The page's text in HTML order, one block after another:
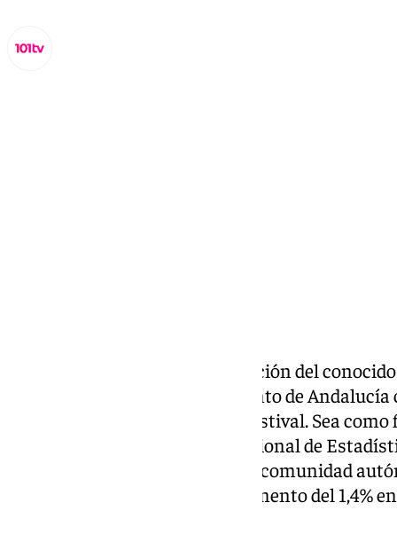
Quizás sea fruto de la prolongación del
de San Miguel o porque el encanto de
incluso fuera de la temporada estival. Sea
publicados por el Instituto Nacional de
pernoctaciones hoteleras en la comunidad
septiembre presentaron un aumento del 1,4%